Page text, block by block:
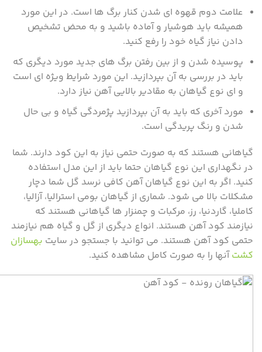
علامت دوم قهوه ای شدن کنار برگ ها است. در این مورد
همیشه باید هوشیار و آماده باشید و به محض تشخیص
دادن نیاز گیاه خود را رفع کنید.
پوسیده شدن و از بین رفتن برگ های جدید مورد دیگری که
باید در بررسی به آن بپردازید. این مورد شرایط ویژه ای است
و ای نوع گیاهان به مقادیر بالایی آهن نیاز دارد.
مورد آخری که باید به آن بپردازید پژمردگی گیاه و بی حال
شدن و رنگ پریدگی است.
گیاهانی هستند که به صورت حتمی نیاز به این کود دارند. شما
در نگهداری این نوع گیاهان حتما باید از این مدل استفاده
کنید. اگر به این نوع گیاهان آهن کافی نرسد گل شما دچار
مشکلات بالا می شود. شماری از گیاهان بومی استرالیا، آزالیا،
کاملیا، گاردنیا، رز، مرکبات و چمنزار ها گیاهانی هستند که
نیازمند کود آهن هستند. انواع دیگری از گل و گیاه هم نیازمند
حتمی کود آهن هستند. می توانید با جستجو در سایت بهسازان
کشتآنها را به صورت کامل مشاهده کنید.